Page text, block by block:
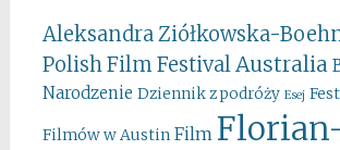
Aleksandra Ziółkowska-
Polish Film FestivalAustralia
Narodzenie Dziennik z podróży Esej
Filmów w Austin Film